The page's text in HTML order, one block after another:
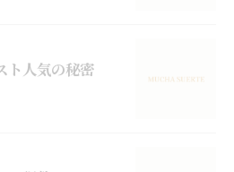
ト人気の秘密